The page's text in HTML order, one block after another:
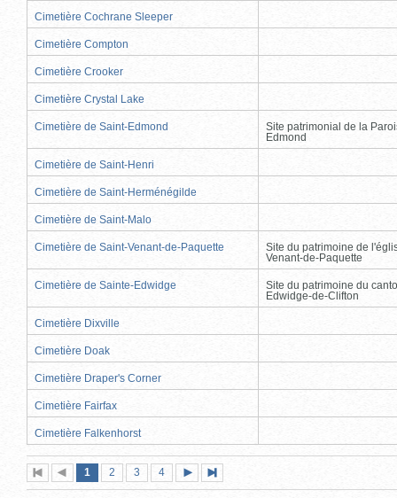
Cimetière Cochrane Sleeper
Cimetière Compton
Cimetière Crooker
Cimetière Crystal Lake
Cimetière de Saint-Edmond
Site patrimonial de la
Edmond
Cimetière de Saint-Henri
Cimetière de Saint-Herménégilde
Cimetière de Saint-Malo
Cimetière de Saint-Venant-de-Paquette
Site du patrimoine de
Venant-de-Paquette
Cimetière de Sainte-Edwidge
Site du patrimoine du
Edwidge-de-Clifton
Cimetière Dixville
Cimetière Doak
Cimetière Draper's Corner
Cimetière Fairfax
Cimetière Falkenhorst
Première
page
Page
précédente
Page
1 (page
actuelle)
Page
2 Page
3 Page
4
suivante
page